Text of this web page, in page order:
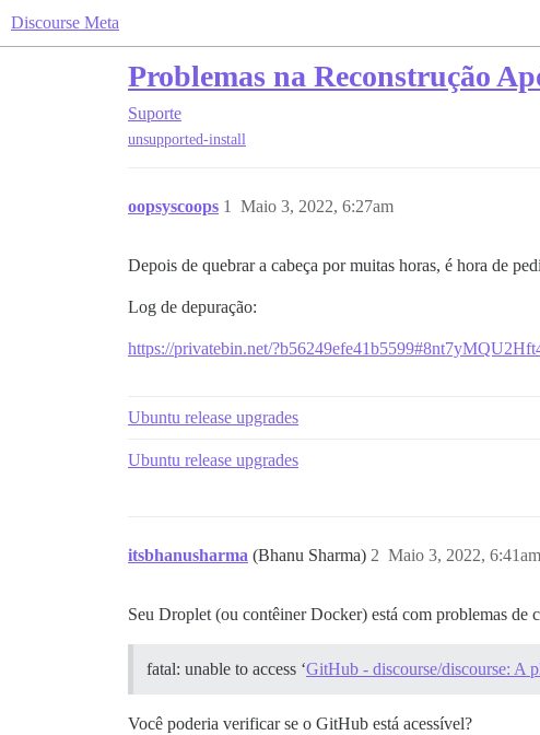
Discourse Meta
Problemas na Reconstrução
Suporte
unsupported-install
oopsyscoops Maio 3, 2022, 6:27am
1
Depois de quebrar a cabeça por muitas horas, é hora de
Log de depuração:
https://privatebin.net/
Ubuntu release upgrades
Ubuntu release upgrades
itsbhanusharma (Bhanu Sharma) Maio 3, 2022, 6:41am
2
Seu Droplet (ou contêiner Docker) está com problemas de
fatal: unable to access ‘GitHub - discourse/discourse: A
Você poderia verificar se o GitHub está acessível?